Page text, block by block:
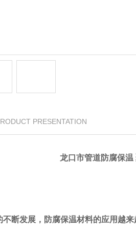
PRESENTATION
龙口市管道防腐保
断发展， 防腐保温材料的应用越